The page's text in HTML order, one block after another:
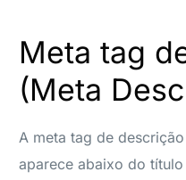
Meta tag
(Meta
A meta tag de
aparece abaixo do